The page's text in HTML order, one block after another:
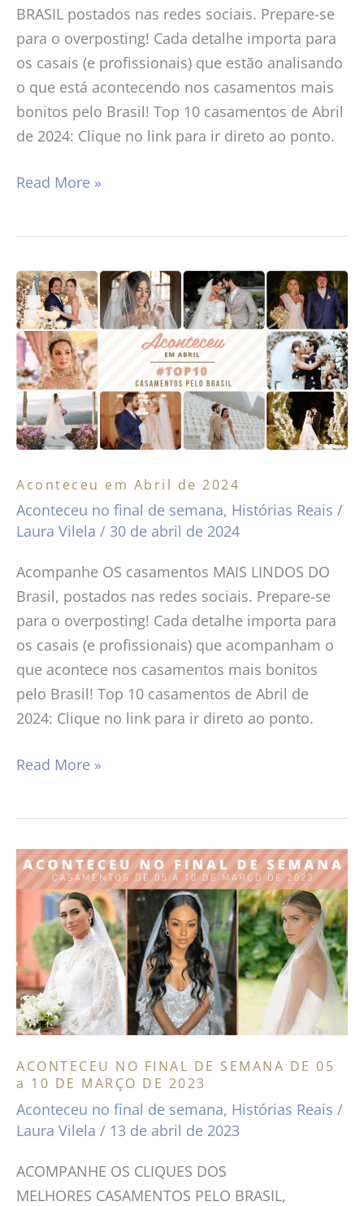
BRASIL postados nas redes sociais. Prepare-se
para o overposting! Cada detalhe importa para
os casais (e profissionais) que estão analisando
o que está acontecendo nos casamentos mais
bonitos pelo Brasil! Top 10 casamentos de Abril
de 2024: Clique no link para ir direto ao ponto.
Read More »
Aconteceu em Abril de 2024
Aconteceu no final de semana, Histórias Reais /
Laura Vilela / 30 de abril de 2024
Acompanhe OS casamentos MAIS LINDOS DO
Brasil, postados nas redes sociais. Prepare-se
para o overposting! Cada detalhe importa para
os casais (e profissionais) que acompanham o
que acontece nos casamentos mais bonitos
pelo Brasil! Top 10 casamentos de Abril de
2024: Clique no link para ir direto ao ponto.
Aconteceu
em
Abril
de
2024
Read More »
ACONTECEU NO FINAL DE SEMANA DE 05
a 10 DE MARÇO DE 2023
Aconteceu no final de semana, Histórias Reais /
Laura Vilela / 13 de abril de 2023
ACOMPANHE OS CLIQUES DOS
MELHORES CASAMENTOS PELO BRASIL,
ACONTECEU
NO
FINAL
DE
SEMANA
DE
05
a
DE
MARÇO
DE